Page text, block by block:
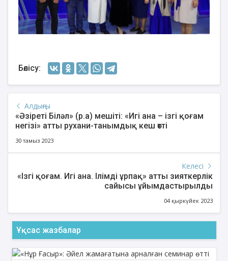
Бөлісу:
Алдыңғы
«Әзіреті Біләл» (р.а) мешіті: «Игі ана – ізгі қоғам
негізі» атты рухани-танымдық кеш өтті
30 тамыз 2023
Келесі
«Ізгі қоғам. Игі ана. Ілімді ұрпақ» атты зияткерлік
сайысы ұйымдастырылды
04 қыркүйек 2023
Ұқсас жазбалар